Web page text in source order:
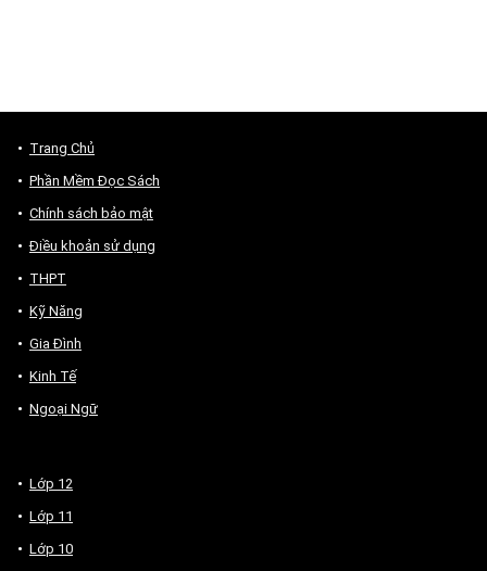
Trang Chủ
Phần Mềm Đọc Sách
Chính sách bảo mật
Điều khoản sử dụng
THPT
Kỹ Năng
Gia Đình
Kinh Tế
Ngoại Ngữ
Lớp 12
Lớp 11
Lớp 10